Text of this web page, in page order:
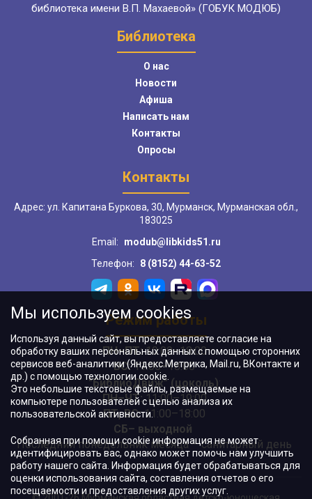
библиотека имени В.П. Махаевой» (ГОБУК МОДЮБ)
Библиотека
О нас
Новости
Афиша
Написать нам
Контакты
Опросы
Контакты
Адрес: ул. Капитана Буркова, 30, Мурманск, Мурманская обл.,
183025
Email:
modub@libkids51.ru
Телефон:
8 (8152) 44-63-52
Режим работы
ПН–ПТ:10:00–18:00
ВС:11:00–18:00
"БиблиоДвиж" (цоколь):
ПН–ЧТ:11:00–19:00
ПТ, ВС:11:00–18:00
СБ– выходной
Последний понедельник месяца – санитарный день
Мы используем cookies
Используя данный сайт, вы предоставляете согласие на
обработку ваших персональных данных с помощью сторонних
сервисов веб-аналитики (Яндекс.Метрика, Mail.ru, ВКонтакте и
др.) с помощью технологии cookie.
Это небольшие текстовые файлы, размещаемые на
компьютере пользователей с целью анализа их
пользовательской активности.
Собранная при помощи cookie информация не может
идентифицировать вас, однако может помочь нам улучшить
работу нашего сайта. Информация будет обрабатываться для
оценки использования сайта, составления отчетов о его
посещаемости и предоставления других услуг.